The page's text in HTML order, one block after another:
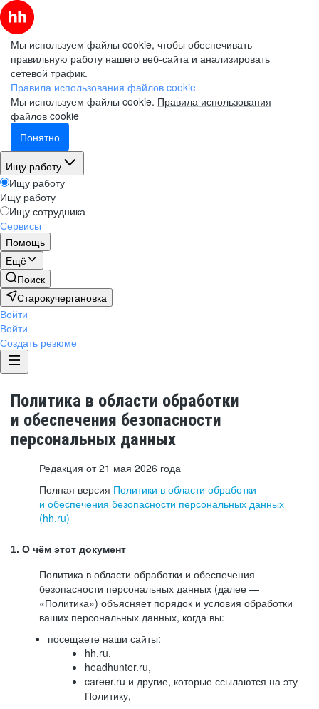
Мы используем файлы cookie, чтобы обеспечивать
правильную работу нашего веб-сайта и анализировать
сетевой трафик.
Правила использования файлов cookie
Мы используем файлы cookie. Правила использования
файлов cookie
Понятно
Ищу работу
Ищу работу
Ищу работу
Ищу сотрудника
Сервисы
Помощь
Ещё
Поиск
Старокучергановка
Войти
Войти
Создать резюме
Политика в области обработки
и обеспечения безопасности
персональных данных
Редакция от 21 мая 2026 года
Полная версия Политики в области обработки
и обеспечения безопасности персональных данных
(hh.ru)
1. О чём этот документ
Политика в области обработки и обеспечения
безопасности персональных данных (далее —
«Политика») объясняет порядок и условия обработки
ваших персональных данных, когда вы:
посещаете наши сайты:
hh.ru,
headhunter.ru,
career.ru и другие, которые ссылаются на эту
Политику,